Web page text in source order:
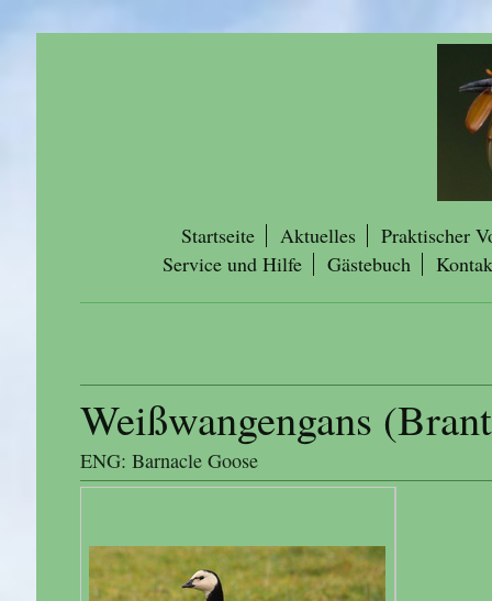
Startseite Aktuelles
Praktischer
Service und Hilfe
Gästebuch
Weißwangengans
ENG: Barnacle Goose